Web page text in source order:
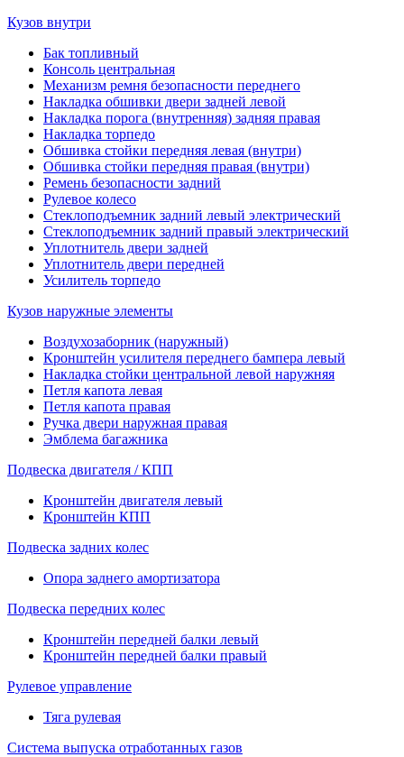
Кузов внутри
Бак топливный
Консоль центральная
Механизм ремня безопасности переднего
Накладка обшивки двери задней левой
Накладка порога (внутренняя) задняя правая
Накладка торпедо
Обшивка стойки передняя левая (внутри)
Обшивка стойки передняя правая (внутри)
Ремень безопасности задний
Рулевое колесо
Стеклоподъемник задний левый электрический
Стеклоподъемник задний правый электрический
Уплотнитель двери задней
Уплотнитель двери передней
Усилитель торпедо
Кузов наружные элементы
Воздухозаборник (наружный)
Кронштейн усилителя переднего бампера левый
Накладка стойки центральной левой наружняя
Петля капота левая
Петля капота правая
Ручка двери наружная правая
Эмблема багажника
Подвеска двигателя / КПП
Кронштейн двигателя левый
Кронштейн КПП
Подвеска задних колес
Опора заднего амортизатора
Подвеска передних колес
Кронштейн передней балки левый
Кронштейн передней балки правый
Рулевое управление
Тяга рулевая
Система выпуска отработанных газов